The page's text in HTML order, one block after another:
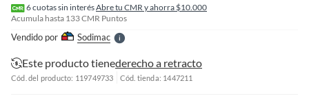
6cuotas sin interésAbre tu CMR y ahorra $10.000
Acumula hasta 133CMR Puntos
Vendido por SodimacS
l
l
Este producto tienederecho a retracto
Cód. del producto: 119749733 Cód. tienda: 1447211